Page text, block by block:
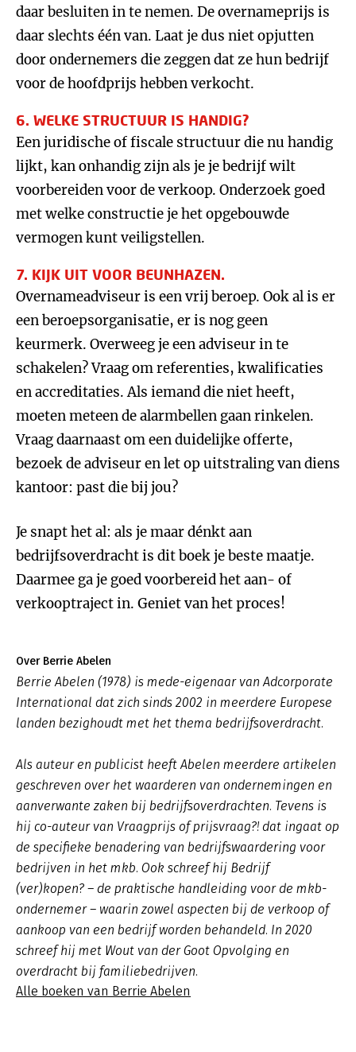
daar besluiten in te nemen. De overnameprijs is
daar slechts één van. Laat je dus niet opjutten
door ondernemers die zeggen dat ze hun bedrijf
voor de hoofdprijs hebben verkocht.
6. WELKE STRUCTUUR IS HANDIG?
Een juridische of fiscale structuur die nu handig
lijkt, kan onhandig zijn als je je bedrijf wilt
voorbereiden voor de verkoop. Onderzoek goed
met welke constructie je het opgebouwde
vermogen kunt veiligstellen.
7. KIJK UIT VOOR BEUNHAZEN.
Overnameadviseur is een vrij beroep. Ook al is er
een beroepsorganisatie, er is nog geen
keurmerk. Overweeg je een adviseur in te
schakelen? Vraag om referenties, kwalificaties
en accreditaties. Als iemand die niet heeft,
moeten meteen de alarmbellen gaan rinkelen.
Vraag daarnaast om een duidelijke offerte,
bezoek de adviseur en let op uitstraling van diens
kantoor: past die bij jou?
Je snapt het al: als je maar dénkt aan
bedrijfsoverdracht is dit boek je beste maatje.
Daarmee ga je goed voorbereid het aan- of
verkooptraject in. Geniet van het proces!
Over Berrie Abelen
Berrie Abelen (1978) is mede-eigenaar van Adcorporate
International dat zich sinds 2002 in meerdere Europese
landen bezighoudt met het thema bedrijfsoverdracht.
Als auteur en publicist heeft Abelen meerdere artikelen
geschreven over het waarderen van ondernemingen en
aanverwante zaken bij bedrijfsoverdrachten. Tevens is
hij co-auteur van Vraagprijs of prijsvraag?! dat ingaat op
de specifieke benadering van bedrijfswaardering voor
bedrijven in het mkb. Ook schreef hij Bedrijf
(ver)kopen? – de praktische handleiding voor de mkb-
ondernemer – waarin zowel aspecten bij de verkoop of
aankoop van een bedrijf worden behandeld. In 2020
schreef hij met Wout van der Goot Opvolging en
overdracht bij familiebedrijven.
Alle boeken van Berrie Abelen